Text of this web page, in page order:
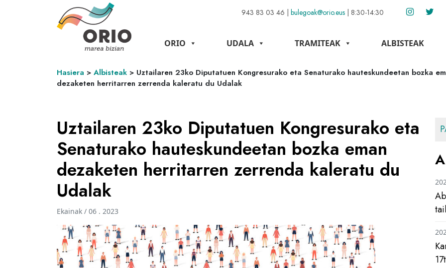
943 83 03 46 | bulegoak@orio.eus | 8:30-14:30
ORIO UDALA TRAMITEAK ALBISTEAK
Hasiera > Albisteak > Uztailaren 23ko Diputatuen Kongresurako eta Senaturako hauteskundeetan bozka
dezaketen herritarren zerrenda kaleratu du Udalak
Uztailaren 23ko Diputatuen Kongresurako eta
Senaturako hauteskundeetan bozka eman
dezaketen herritarren zerrenda kaleratu du
Udalak
Ekainak / 06 . 2023